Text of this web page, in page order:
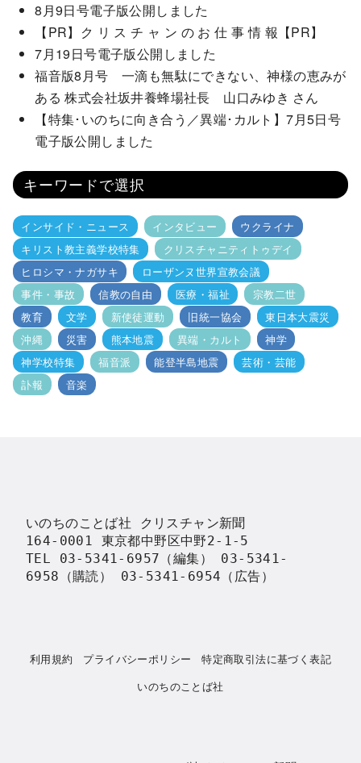
8月9日号電子版公開しました
【PR】ク リ ス チ ャ ン の お 仕 事 情 報【PR】
7月19日号電子版公開しました
福音版8月号 一滴も無駄にできない、神様の恵みが
ある 株式会社坂井養蜂場社長 山口みゆき さん
【特集･いのちに向き合う／異端･カルト】7月5日号
電子版公開しました
キーワードで選択
インサイド・ニュース インタビュー
ウクライナ
キリスト教主義学校特集
クリスチャニティトゥデイ
ヒロシマ・ナガサキ
ローザンヌ世界宣教会議
事件・事故
信教の自由 医療・福祉
宗教二世
教育
文学 新使徒運動 旧統一協会
東日本大震災
沖縄
災害 熊本地震 異端・カルト
神学
神学校特集
福音派 能登半島地震
芸術・芸能
訃報
音楽
いのちのことば社 クリスチャン新聞
164-0001 東京都中野区中野2-1-5
TEL 03-5341-6957（編集） 03-5341-
6958（購読） 03-5341-6954（広告）
利用規約 プライバシーポリシー
特定商取引法に基づく表記
いのちのことば社